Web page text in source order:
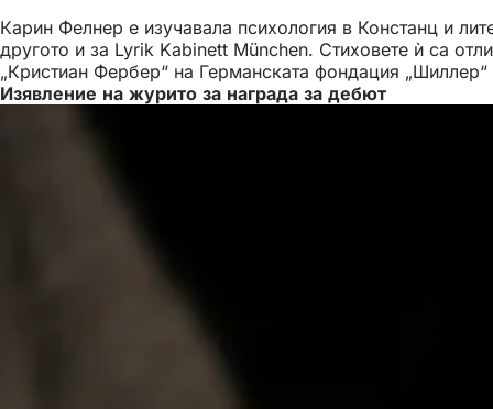
Карин Фелнер е изучавала психология в Констанц и
другото и за Lyrik Kabinett München. Стиховете ѝ са
„Кристиан Фербер“ на Германската фондация
Изявление на журито за награда за дебют